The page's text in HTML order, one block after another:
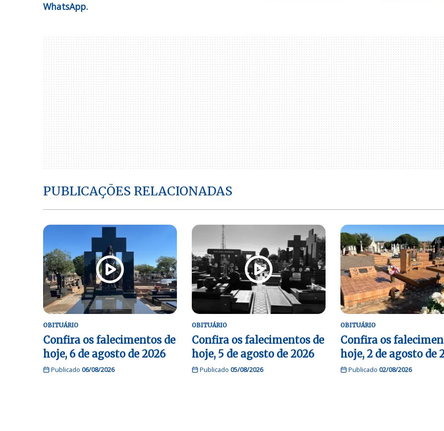
WhatsApp.
PUBLICAÇÕES RELACIONADAS
OBITUÁRIO
Confira os falecimentos de
hoje, 6 de agosto de 2026
Publicado 06/08/2026
OBITUÁRIO
Confira os falecimentos de
hoje, 5 de agosto de 2026
Publicado 05/08/2026
OBITUÁRIO
Confira os
hoje, 2 de agosto de
Publicado 02/08/2026